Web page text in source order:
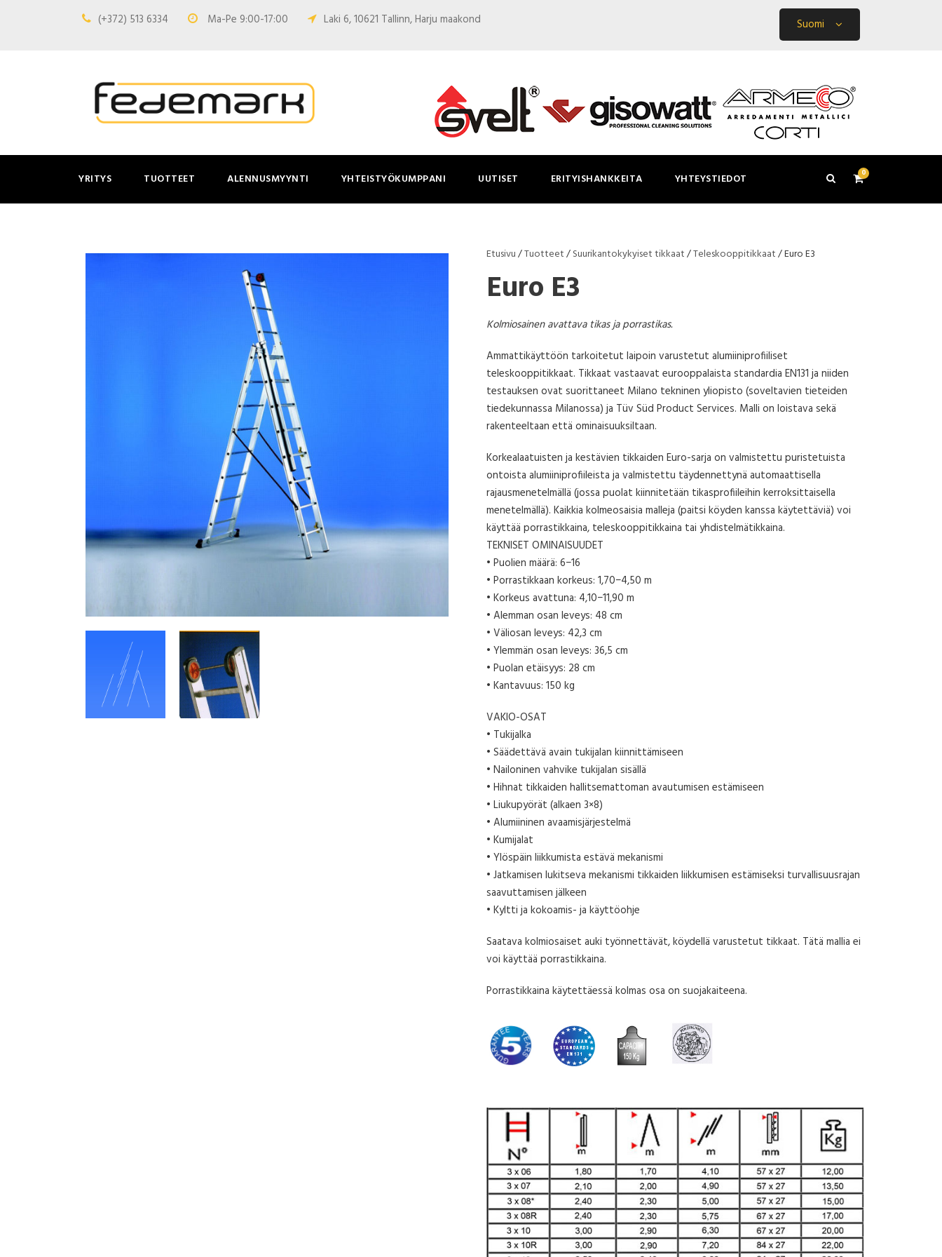
(+372) 513 6334 Ma-Pe 9:00-17:00 Laki 6, 10621 Tallinn, Harju maakond Suomi
YRITYS TUOTTEET ALENNUSMYYNTI YHTEISTYÖKUMPPANI UUTISET ERITYISHANKKEITA YHTEYSTIEDOT 0
Etusivu/Tuotteet/Suurikantokykyiset tikkaat/Teleskooppitikkaat/ Euro E3
Euro E3
Kolmiosainen avattava tikas ja porrastikas.
Ammattikäyttöön tarkoitetut laipoin varustetut alumiiniprofiiliset
teleskooppitikkaat. Tikkaat vastaavat eurooppalaista standardia EN131 ja niiden
testauksen ovat suorittaneet Milano tekninen yliopisto (soveltavien tieteiden
tiedekunnassa Milanossa) ja Tüv Süd Product Services. Malli on loistava sekä
rakenteeltaan että ominaisuuksiltaan.
Korkealaatuisten ja kestävien tikkaiden Euro-sarja on valmistettu puristetuista
ontoista alumiiniprofiileista ja valmistettu täydennettynä automaattisella
rajausmenetelmällä (jossa puolat kiinnitetään tikasprofiileihin kerroksittaisella
menetelmällä). Kaikkia kolmeosaisia malleja (paitsi köyden kanssa käytettäviä) voi
käyttää porrastikkaina, teleskooppitikkaina tai yhdistelmätikkaina.
TEKNISET OMINAISUUDET
• Puolien määrä: 6−16
• Porrastikkaan korkeus: 1,70−4,50 m
• Korkeus avattuna: 4,10−11,90 m
• Alemman osan leveys: 48 cm
• Väliosan leveys: 42,3 cm
• Ylemmän osan leveys: 36,5 cm
• Puolan etäisyys: 28 cm
• Kantavuus: 150 kg
VAKIO-OSAT
• Tukijalka
• Säädettävä avain tukijalan kiinnittämiseen
• Nailoninen vahvike tukijalan sisällä
• Hihnat tikkaiden hallitsemattoman avautumisen estämiseen
• Liukupyörät (alkaen 3×8)
• Alumiininen avaamisjärjestelmä
• Kumijalat
• Ylöspäin liikkumista estävä mekanismi
• Jatkamisen lukitseva mekanismi tikkaiden liikkumisen estämiseksi turvallisuusrajan
saavuttamisen jälkeen
• Kyltti ja kokoamis- ja käyttöohje
Saatava kolmiosaiset auki työnnettävät, köydellä varustetut tikkaat. Tätä mallia ei
voi käyttää porrastikkaina.
Porrastikkaina käytettäessä kolmas osa on suojakaiteena.